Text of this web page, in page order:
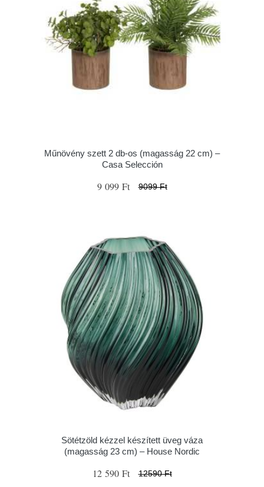
Műnövény szett 2 db-os (magasság 22 cm) –
Casa Selección
9 099 Ft 9099 Ft
Sötétzöld kézzel készített üveg váza
(magasság 23 cm) – House Nordic
12 590 Ft 12590 Ft